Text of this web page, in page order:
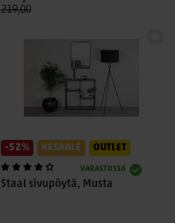
219,00
-52% KESÄALE OUTLET
VARASTOSSA
Staal sivupöytä, Musta